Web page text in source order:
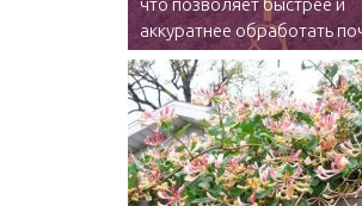
аккуратнее обработать